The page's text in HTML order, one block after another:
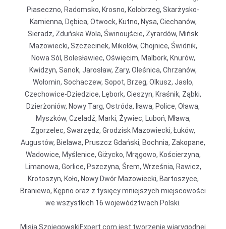
Piaseczno, Radomsko, Krosno, Kołobrzeg, Skarżysko-
Kamienna, Dębica, Otwock, Kutno, Nysa, Ciechanów,
Sieradz, Zduńska Wola, Świnoujście, Żyrardów, Mińsk
Mazowiecki, Szczecinek, Mikołów, Chojnice, Świdnik,
Nowa Sól, Bolesławiec, Oświęcim, Malbork, Knurów,
Kwidzyn, Sanok, Jarosław, Żary, Oleśnica, Chrzanów,
Wołomin, Sochaczew, Sopot, Brzeg, Olkusz, Jasło,
Czechowice-Dziedzice, Lębork, Cieszyn, Kraśnik, Ząbki,
Dzierżoniów, Nowy Targ, Ostróda, Iława, Police, Oława,
Myszków, Czeladź, Marki, Żywiec, Luboń, Mława,
Zgorzelec, Swarzędz, Grodzisk Mazowiecki, Łuków,
Augustów, Bielawa, Pruszcz Gdański, Bochnia, Zakopane,
Wadowice, Myślenice, Giżycko, Mrągowo, Kościerzyna,
Limanowa, Gorlice, Pszczyna, Śrem, Września, Rawicz,
Krotoszyn, Koło, Nowy Dwór Mazowiecki, Bartoszyce,
Braniewo, Kępno oraz z tysięcy mniejszych miejscowości
we wszystkich 16 województwach Polski.
Misją SzpiegowskiExpert.com jest tworzenie wiarygodnej